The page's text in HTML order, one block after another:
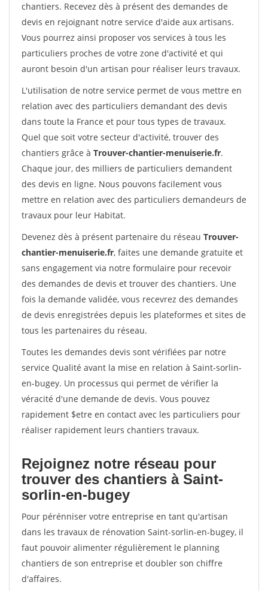
chantiers. Recevez dès à présent des demandes de
devis en rejoignant notre service d'aide aux artisans.
Vous pourrez ainsi proposer vos services à tous les
particuliers proches de votre zone d'activité et qui
auront besoin d'un artisan pour réaliser leurs travaux.
L'utilisation de notre service permet de vous mettre en
relation avec des particuliers demandant des devis
dans toute la France et pour tous types de travaux.
Quel que soit votre secteur d'activité, trouver des
chantiers grâce à Trouver-chantier-menuiserie.fr.
Chaque jour, des milliers de particuliers demandent
des devis en ligne. Nous pouvons facilement vous
mettre en relation avec des particuliers demandeurs de
travaux pour leur Habitat.
Devenez dès à présent partenaire du réseau Trouver-
chantier-menuiserie.fr, faites une demande gratuite et
sans engagement via notre formulaire pour recevoir
des demandes de devis et trouver des chantiers. Une
fois la demande validée, vous recevrez des demandes
de devis enregistrées depuis les plateformes et sites de
tous les partenaires du réseau.
Toutes les demandes devis sont vérifiées par notre
service Qualité avant la mise en relation à Saint-sorlin-
en-bugey. Un processus qui permet de vérifier la
véracité d'une demande de devis. Vous pouvez
rapidement $etre en contact avec les particuliers pour
réaliser rapidement leurs chantiers travaux.
Rejoignez notre réseau pour
trouver des chantiers à Saint-
sorlin-en-bugey
Pour pérénniser votre entreprise en tant qu'artisan
dans les travaux de rénovation Saint-sorlin-en-bugey, il
faut pouvoir alimenter régulièrement le planning
chantiers de son entreprise et doubler son chiffre
d'affaires.